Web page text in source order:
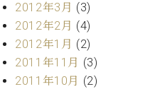
2012年3月 (3)
2012年2月 (4)
2012年1月 (2)
2011年11月 (3)
2011年10月 (2)